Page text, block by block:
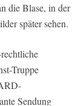
die Blase, in der
später sehen.
Truppe
Sendung